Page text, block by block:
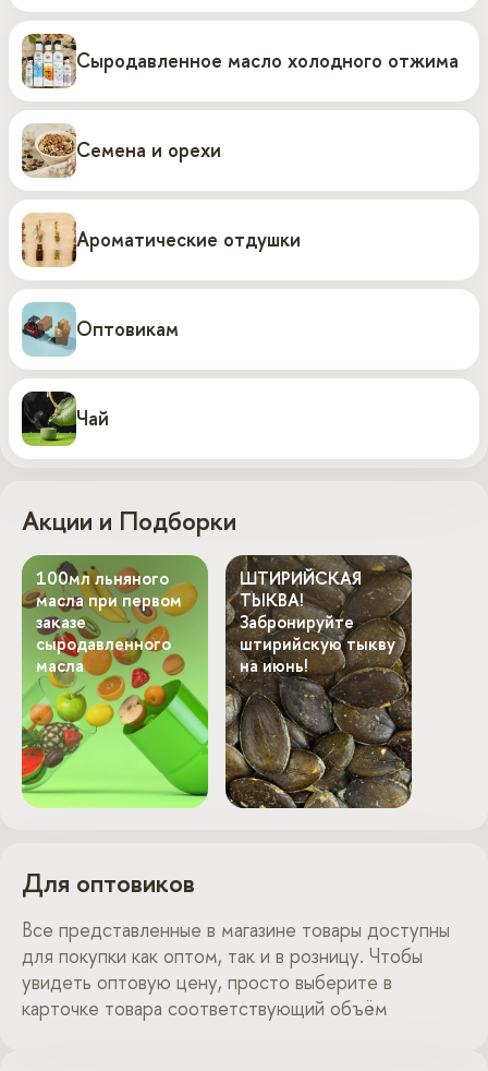
Сыродавленное масло холодного отжима
Семена и орехи
Ароматические отдушки
Оптовикам
Чай
Акции и Подборки
100мл льняного
масла при первом
заказе
сыродавленного
масла
ШТИРИЙСКАЯ
ТЫКВА!
Забронируйте
штирийскую тыкву
на июнь!
Для оптовиков
Все представленные в магазине товары доступны
для покупки как оптом, так и в розницу. Чтобы
увидеть оптовую цену, просто выберите в
карточке товара соответствующий объём